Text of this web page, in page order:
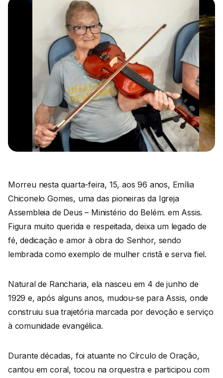
Morreu nesta quarta-feira, 15, aos 96 anos, Emília
Chiconelo Gomes, uma das pioneiras da Igreja
Assembleia de Deus – Ministério do Belém. em Assis.
Figura muito querida e respeitada, deixa um legado de
fé, dedicação e amor à obra do Senhor, sendo
lembrada como exemplo de mulher cristã e serva fiel.
Natural de Rancharia, ela nasceu em 4 de junho de
1929 e, após alguns anos, mudou-se para Assis, onde
construiu sua trajetória marcada por devoção e serviço
à comunidade evangélica.
Durante décadas, foi atuante no Círculo de Oração,
cantou em coral, tocou na orquestra e participou com